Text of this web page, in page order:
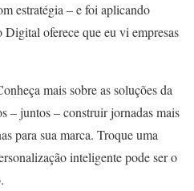
estratégia – e foi aplicando
Digital oferece que eu vi empresas
mais sobre as soluções da
– juntos – construir jornadas mais
para sua marca. Troque uma
inteligente pode ser o